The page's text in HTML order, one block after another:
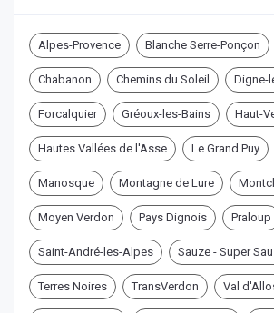
Alpes-Provence Blanche Serre-Ponçon
Chabanon Chemins du Soleil Digne-
Forcalquier Gréoux-les-Bains Haut-
Hautes Vallées de l'Asse Le Grand Puy
Manosque Montagne de Lure
Moyen Verdon Pays Dignois Praloup
Saint-André-les-Alpes Sauze - Super
Terres Noires TransVerdon Val